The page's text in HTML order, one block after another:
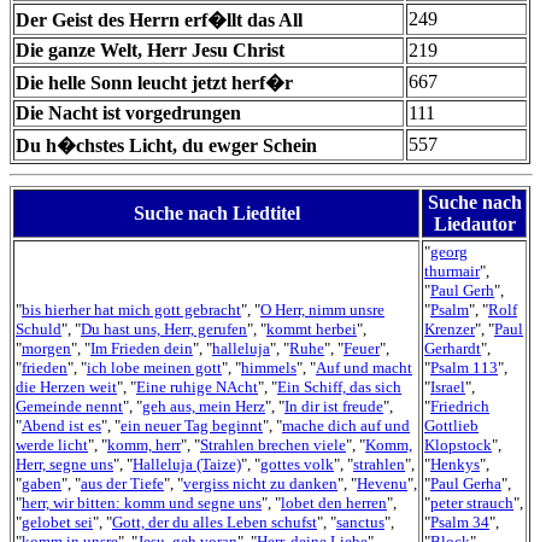
Der Geist des Herrn erf�llt das All
249
Die ganze Welt, Herr Jesu Christ
219
Die helle Sonn leucht jetzt herf�r
667
Die Nacht ist vorgedrungen
111
Du h�chstes Licht, du ewger Schein
557
Suche nach Liedtitel
Suche nach
Liedautor
"bis hierher hat mich gott gebracht", "O Herr, nimm unsre
Schuld", "Du hast uns, Herr, gerufen", "kommt herbei",
"morgen", "Im Frieden dein", "halleluja", "Ruhe", "Feuer",
"frieden", "ich lobe meinen gott", "himmels", "Auf und macht
die Herzen weit", "Eine ruhige NAcht", "Ein Schiff, das sich
Gemeinde nennt", "geh aus, mein Herz", "In dir ist freude",
"Abend ist es", "ein neuer Tag beginnt", "mache dich auf und
werde licht", "komm, herr", "Strahlen brechen viele", "Komm,
Herr, segne uns", "Halleluja (Taize)", "gottes volk", "strahlen",
"gaben", "aus der Tiefe", "vergiss nicht zu danken", "Hevenu",
"herr, wir bitten: komm und segne uns", "lobet den herren",
"gelobet sei", "Gott, der du alles Leben schufst", "sanctus",
"georg
thurmair",
"Paul Gerh",
"Psalm", "Rolf
Krenzer", "Paul
Gerhardt",
"Psalm 113",
"Israel",
"Friedrich
Gottlieb
Klopstock",
"Henkys",
"Paul Gerha",
"peter strauch",
"Psalm 34",